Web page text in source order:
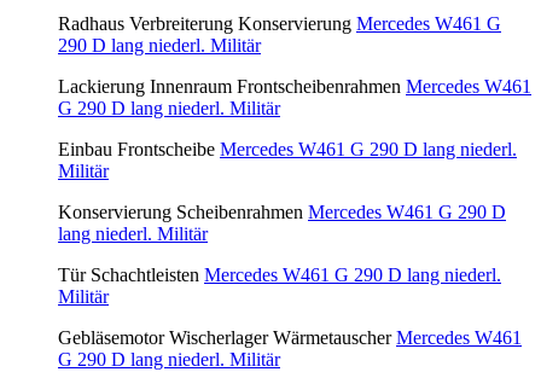
Radhaus Verbreiterung Konservierung Mercedes W461 G
290 D lang niederl. Militär
Lackierung Innenraum Frontscheibenrahmen Mercedes W461
G 290 D lang niederl. Militär
Einbau Frontscheibe Mercedes W461 G 290 D lang niederl.
Militär
Konservierung Scheibenrahmen Mercedes W461 G 290 D
lang niederl. Militär
Tür Schachtleisten Mercedes W461 G 290 D lang niederl.
Militär
Gebläsemotor Wischerlager WärmetauscherMercedes W461
G 290 D lang niederl. Militär